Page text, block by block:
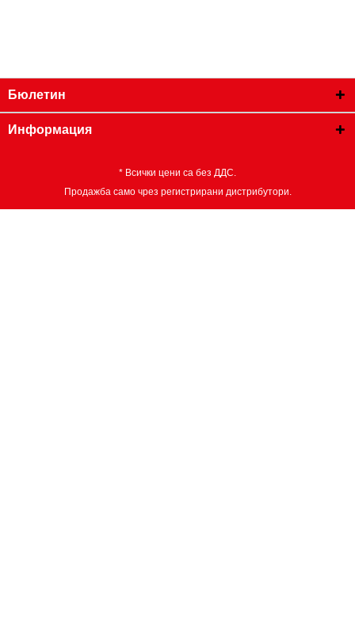
Бюлетин
Информация
* Всички цени са без ДДС.
Продажба само чрез регистрирани дистрибутори.